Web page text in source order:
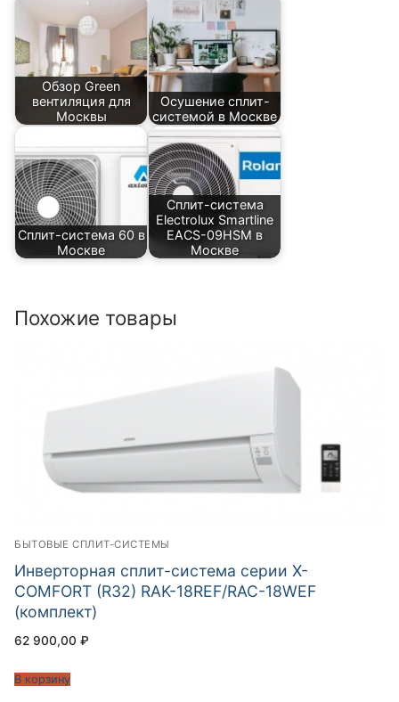
Обзор Green
вентиляция для
Москвы
Осушение сплит-
системой в Москве
Сплит-система 60 в
Москве
Сплит-система
Electrolux Smartline
EACS-09HSM в
Москве
Похожие товары
БЫТОВЫЕ СПЛИТ-СИСТЕМЫ
Инверторная сплит-система серии X-
COMFORT (R32) RAK-18REF/RAC-18WEF
(комплект)
62 900,00 ₽
В корзину